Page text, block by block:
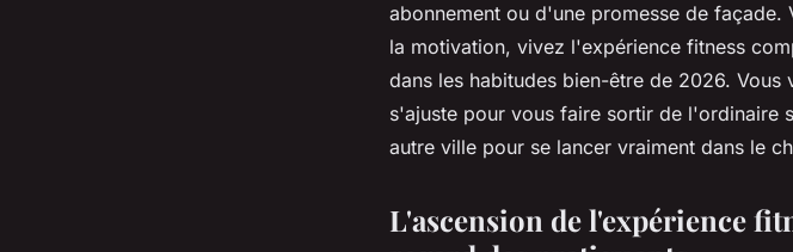
abonnement ou d'une promesse de
la motivation, vivez l'expérience fitness
dans les habitudes bien-être de 2026.
s'ajuste pour vous faire sortir de l'ordinaire
autre ville pour se lancer vraiment dans le
L'ascension de l'expérience